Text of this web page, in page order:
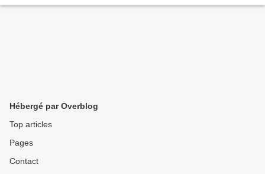
Hébergé par Overblog
Top articles
Pages
Contact